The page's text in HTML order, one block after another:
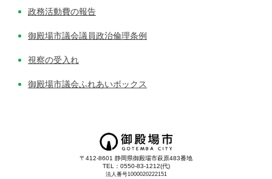
政務活動費の報告
御殿場市議会議員政治倫理条例
視察の受入れ
御殿場市議会ふれあいボックス
〒412-8601 静岡県御殿場市萩原483番地
TEL：0550-83-1212(代)
法人番号1000020222151